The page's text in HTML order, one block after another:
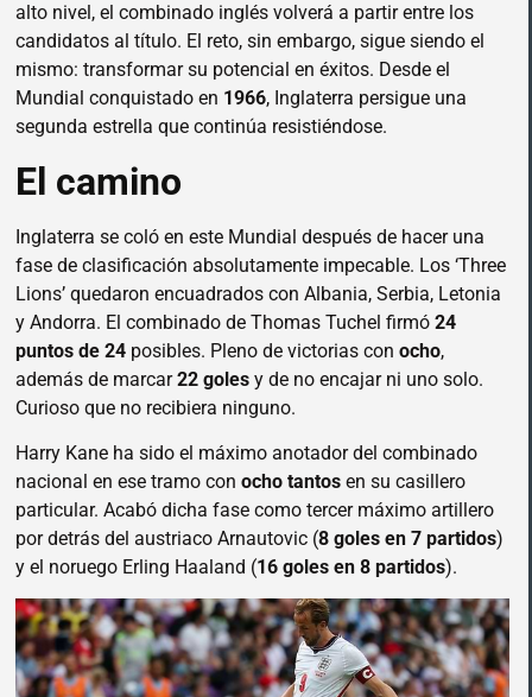
alto nivel, el combinado inglés volverá a partir entre los
candidatos al título. El reto, sin embargo, sigue siendo el
mismo: transformar su potencial en éxitos. Desde el
Mundial conquistado en 1966, Inglaterra persigue una
segunda estrella que continúa resistiéndose.
El camino
Inglaterra se coló en este Mundial después de hacer una
fase de clasificación absolutamente impecable. Los ‘Three
Lions’ quedaron encuadrados con Albania, Serbia, Letonia
y Andorra. El combinado de Thomas Tuchel firmó 24
puntos de 24 posibles. Pleno de victorias con ocho,
además de marcar22 goles y de no encajar ni uno solo.
Curioso que no recibiera ninguno.
Harry Kane ha sido el máximo anotador del combinado
nacional en ese tramo con ocho tantos en su casillero
particular. Acabó dicha fase como tercer máximo artillero
por detrás del austriaco Arnautovic (8 goles en 7 partidos)
y el noruego Erling Haaland (16 goles en 8 partidos).